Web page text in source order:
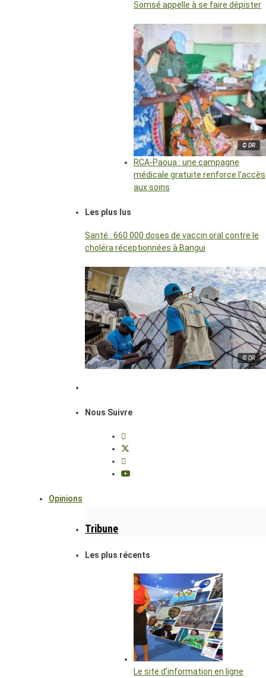
Somsé appelle à se faire dépister
© DR
RCA-Paoua : une campagne
médicale gratuite renforce l’accès
aux soins
Les plus lus
Santé : 660 000 doses de vaccin oral contre le
choléra réceptionnées à Bangui
© DR
Nous Suivre
Opinions
Tribune
Les plus récents
Le site d’information en ligne